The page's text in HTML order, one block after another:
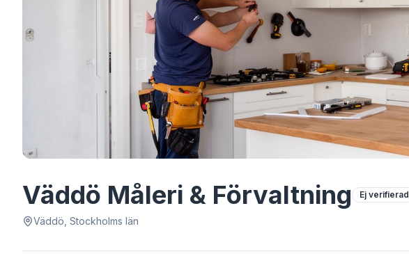
Väddö Måleri & Förvaltning Ej verifierad
Väddö, Stockholms län